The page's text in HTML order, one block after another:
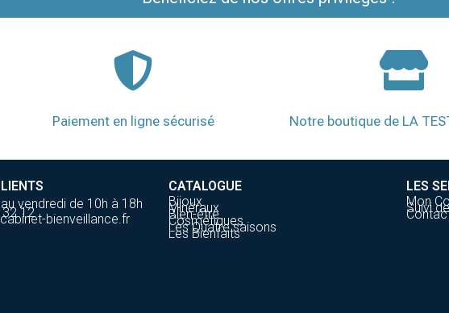
Paiement en ligne sécurisé Notre boutique de LA
vendredi de 10h à 18h
12 bienveillance.fr
CATALOGUE
Bijoux
Minéraux
Bien-être
Cosmétiques
Les Quatre saisons
Les Bienfaits
LES
Mon
Suivi